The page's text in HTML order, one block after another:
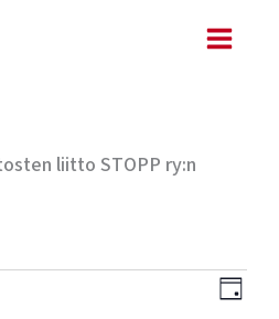
liitto STOPP ry:n
PÄIVÄ